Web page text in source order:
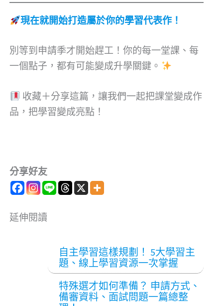
現在就開始打造屬於你的學習代表作！
別等到申請季才開始趕工！你的每一堂課、每
一個點子，都有可能變成升學關鍵。
收藏＋分享這篇，讓我們一起把課堂變成作
品，把學習變成亮點！
分享好友
延伸閱讀
自主學習這樣規劃！ 5大學習主
題、線上學習資源一次掌握
特殊選才如何準備？ 申請方式、
備審資料、面試問題一篇總整